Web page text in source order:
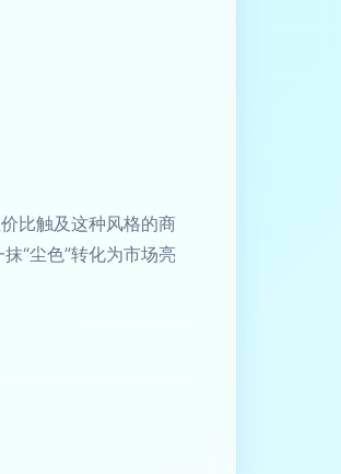
比触及这种风格的商
“尘色”转化为市场亮